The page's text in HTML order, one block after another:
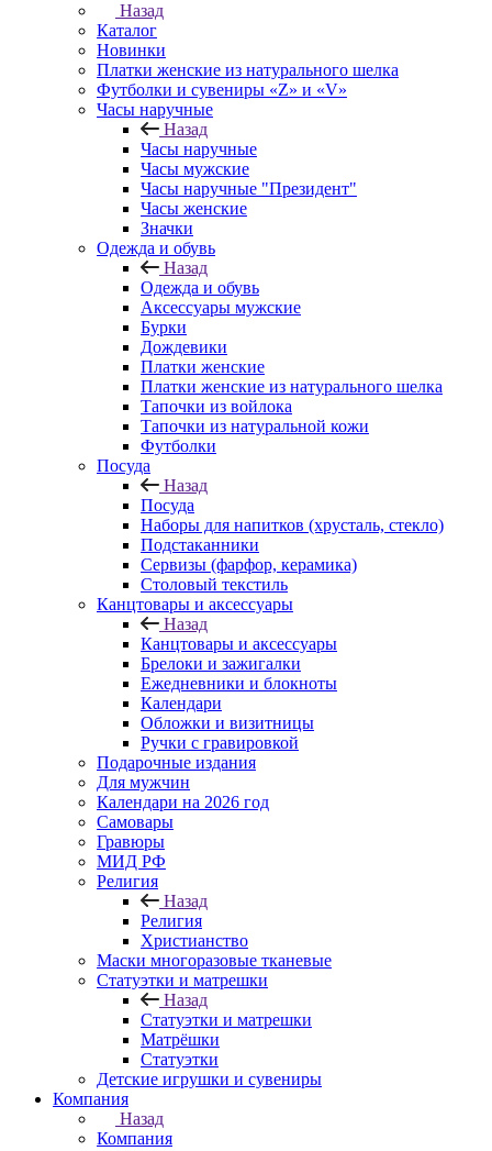
Назад
Каталог
Новинки
Платки женские из натурального шелка
Футболки и сувениры «Z» и «V»
Часы наручные
Назад
Часы наручные
Часы мужские
Часы наручные "Президент"
Часы женские
Значки
Одежда и обувь
Назад
Одежда и обувь
Аксессуары мужские
Бурки
Дождевики
Платки женские
Платки женские из натурального шелка
Тапочки из войлока
Тапочки из натуральной кожи
Футболки
Посуда
Назад
Посуда
Наборы для напитков (хрусталь, стекло)
Подстаканники
Сервизы (фарфор, керамика)
Столовый текстиль
Канцтовары и аксессуары
Назад
Канцтовары и аксессуары
Брелоки и зажигалки
Ежедневники и блокноты
Календари
Обложки и визитницы
Ручки с гравировкой
Подарочные издания
Для мужчин
Календари на 2026 год
Самовары
Гравюры
МИД РФ
Религия
Назад
Религия
Христианство
Маски многоразовые тканевые
Статуэтки и матрешки
Назад
Статуэтки и матрешки
Матрёшки
Статуэтки
Детские игрушки и сувениры
Компания
Назад
Компания